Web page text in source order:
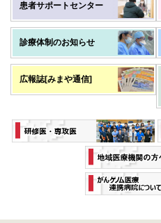
患者サポートセンター
診療体制のお知らせ
広報誌[みまや通信]